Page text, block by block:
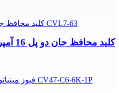
کلید محافظ جان دو پل 16 آمپر پارس اروند CVL7-63